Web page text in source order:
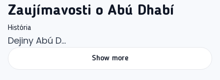
Zaujímavosti o Abú Dhabí
História
Dejiny Abú D...
Show more